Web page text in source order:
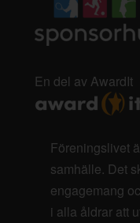
En del av AwardIt
Föreningslivet
samhälle. Det
engagemang
i alla åldrar att